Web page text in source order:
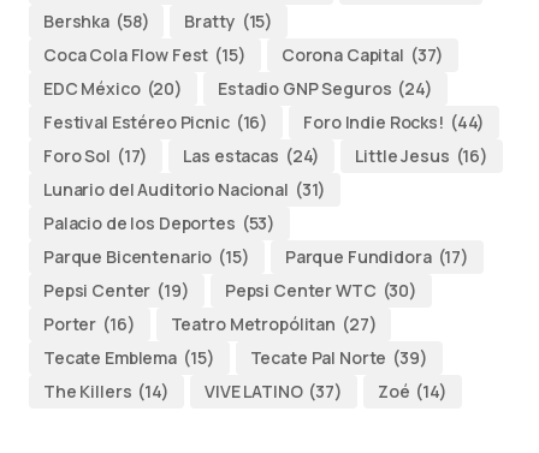
Bershka (58) Bratty (15)
Coca Cola Flow Fest (15) Corona Capital (37)
EDC México (20) Estadio GNP Seguros (24)
Festival Estéreo Picnic (16) Foro Indie Rocks! (44)
Foro Sol (17) Las estacas (24) Little Jesus (16)
Lunario del Auditorio Nacional (31)
Palacio de los Deportes (53)
Parque Bicentenario (15) Parque Fundidora (17)
Pepsi Center (19) Pepsi Center WTC (30)
Porter (16) Teatro Metropólitan (27)
Tecate Emblema (15) Tecate Pal Norte (39)
The Killers (14) VIVE LATINO (37) Zoé (14)